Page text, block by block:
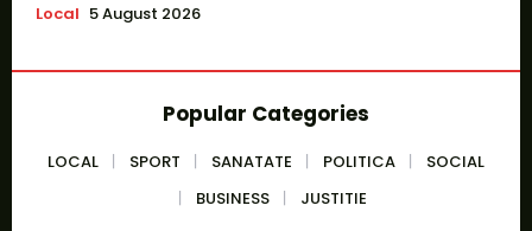
Local 5 August 2026
Popular Categories
LOCAL SPORT SANATATE POLITICA
SOCIAL
BUSINESS
JUSTITIE